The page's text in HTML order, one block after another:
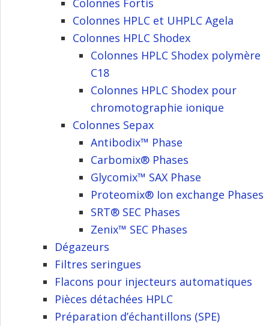
Colonnes HPLC et UHPLC Agela
Colonnes HPLC Shodex
Colonnes HPLC Shodex polymère
C18
Colonnes HPLC Shodex pour
chromotographie ionique
Colonnes Sepax
Antibodix™ Phase
Carbomix® Phases
Glycomix™ SAX Phase
Proteomix® Ion exchange Phases
SRT® SEC Phases
Zenix™ SEC Phases
Dégazeurs
Filtres seringues
Flacons pour injecteurs automatiques
Pièces détachées HPLC
Préparation d’échantillons (SPE)